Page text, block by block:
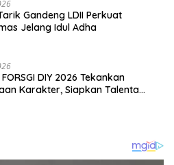
Gandeng LDII Perkuat
Jelang Idul Adha
DIY 2026 Tekankan
Karakter, Siapkan Talenta